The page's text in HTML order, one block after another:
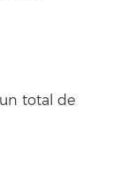
total de